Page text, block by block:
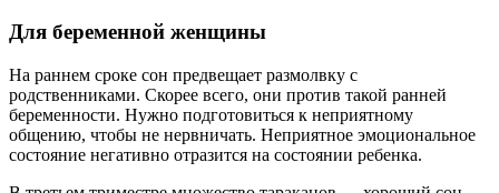
Для беременной женщины
На раннем сроке сон предвещает размолвку с
родственниками. Скорее всего, они против такой ранней
беременности. Нужно подготовиться к неприятному
общению, чтобы не нервничать. Неприятное эмоциональное
состояние негативно отразится на состоянии ребенка.